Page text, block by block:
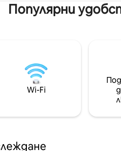
Популярни
Wi-Fi